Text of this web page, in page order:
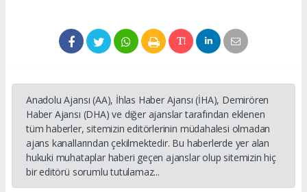
Anadolu Ajansı (AA), İhlas Haber Ajansı (İHA), Demirören
Haber Ajansı (DHA) ve diğer ajanslar tarafından eklenen
tüm haberler, sitemizin editörlerinin müdahalesi olmadan
ajans kanallarından çekilmektedir. Bu haberlerde yer alan
hukuki muhataplar haberi geçen ajanslar olup sitemizin hiç
bir editörü sorumlu tutulamaz...